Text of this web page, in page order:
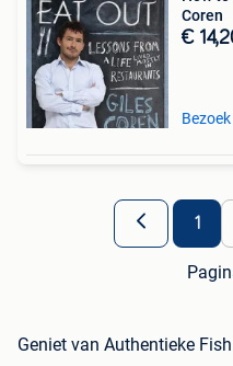
Coren
€
1
Geniet van Authentieke